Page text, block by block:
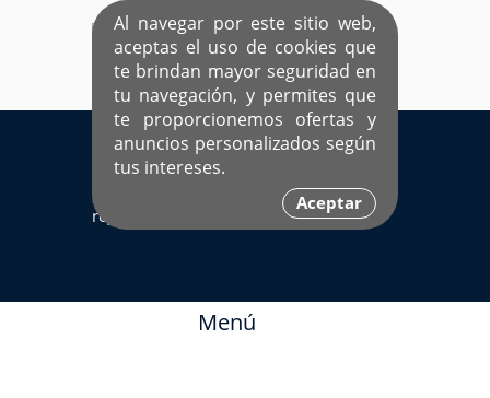
Al navegar por este sitio web,
aceptas el uso de cookies que
te brindan mayor seguridad en
tu navegación, y permites que
te proporcionemos ofertas y
anuncios personalizados según
tus intereses.
Aceptar
EL ÚNICO SITIO DEDICADO A SOLTEROS
HISPANOS COMO TÚ
Ingresa aquí
Sí ya estás
registrado
Menú